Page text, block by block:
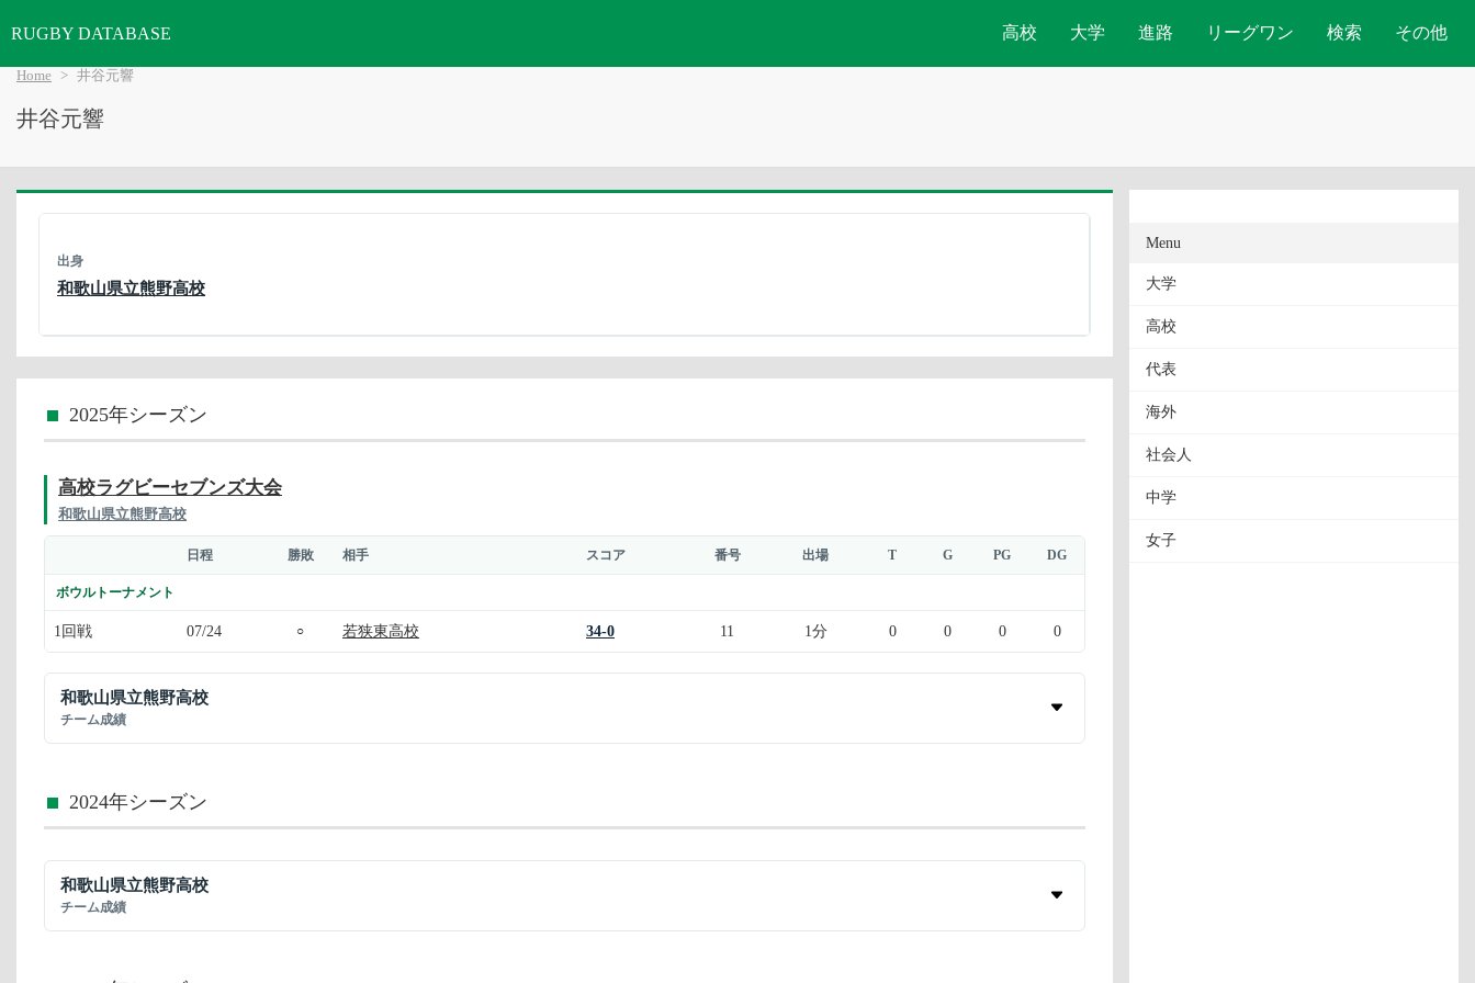
RUGBY DATABASE 高校 大学 進路 リーグワン 検索 その他
Home 井谷元響
井谷元響
出身
和歌山県立熊野高校
2025年シーズン
高校ラグビーセブンズ大会
和歌山県立熊野高校
日程 勝敗 相手 スコア 番号 出場 T G PG DG
ボウルトーナメント
1回戦 07/24 ○ 若狭東高校 34-0 11 1分 0 0 0 0
和歌山県立熊野高校
チーム成績
2024年シーズン
和歌山県立熊野高校
チーム成績
Menu
大学
高校
代表
海外
社会人
中学
女子